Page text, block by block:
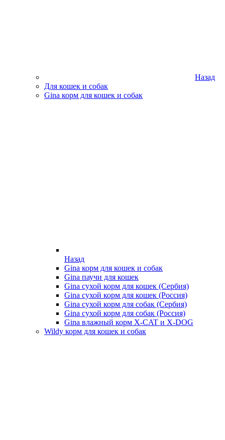
Назад
Для кошек и собак
Gina корм для кошек и собак
Назад
Gina корм для кошек и собак
Gina паучи для кошек
Gina сухой корм для кошек (Сербия)
Gina сухой корм для кошек (Россия)
Gina сухой корм для собак (Сербия)
Gina сухой корм для собак (Россия)
Gina влажный корм X-CAT и X-DOG
Wildy корм для кошек и собак